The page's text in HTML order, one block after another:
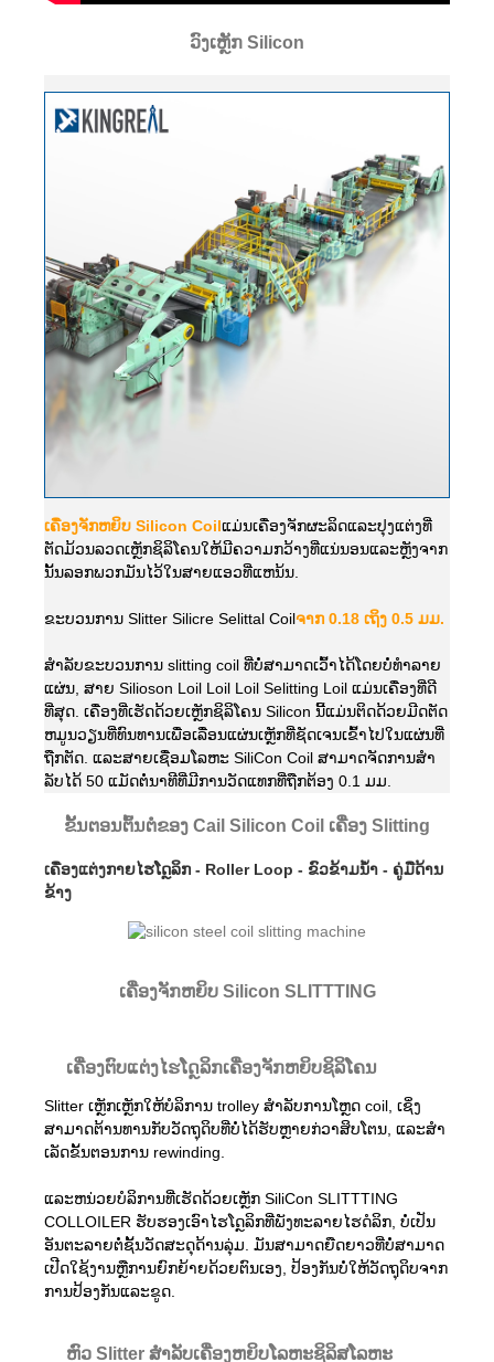
ວົງເຫຼັກ Silicon
ເຄື່ອງຈັກຫຍິບ Silicon Coilແມ່ນເຄື່ອງຈັກຜະລິດແລະປຸງແຕ່ງທີ່
ຕັດມ້ວນລວດເຫຼັກຊິລິໂຄນໃຫ້ມີຄວາມກວ້າງທີ່ແນ່ນອນແລະຫຼັງຈາກ
ນັ້ນລອກພວກມັນໄວ້ໃນສາຍແອວທີ່ແຫນ້ນ.
ຂະບວນການ Slitter Silicre Selittal Coilຈາກ 0.18 ເຖິງ 0.5 ມມ.
ສໍາລັບຂະບວນການ slitting coil ທີ່ບໍ່ສາມາດເວົ້າໄດ້ໂດຍບໍ່ທໍາລາຍ
ແຜ່ນ, ສາຍ Silioson Loil Loil Loil Selitting Loil ແມ່ນເຄື່ອງທີ່ດີ
ທີ່ສຸດ. ເຄື່ອງທີ່ເຮັດດ້ວຍເຫຼັກຊິລິໂຄນ Silicon ນີ້ແມ່ນຕິດດ້ວຍມີດຕັດ
ຫມູນວຽນທີ່ທົນທານເພື່ອເລື່ອນແຜ່ນເຫຼັກທີ່ຊັດເຈນເຂົ້າໄປໃນແຜ່ນທີ່
ຖືກຕັດ. ແລະສາຍເຊື່ອມໂລຫະ SiliCon Coil ສາມາດຈັດການສໍາ
ລັບໄດ້ 50 ແມັດຕໍ່ນາທີທີ່ມີການວັດແທກທີ່ຖືກຕ້ອງ 0.1 ມມ.
ຂັ້ນຕອນຕົ້ນຕໍຂອງ Cail Silicon Coil ເຄື່ອງ Slitting
ເຄື່ອງແຕ່ງກາຍໄຮໂດຼລິກ - Roller Loop - ຂົວຂ້າມນ້ໍາ - ຄູ່ມືດ້ານ
ຂ້າງ
ເຄື່ອງຈັກຫຍິບ Silicon SLITTTING
ເຄື່ອງຕົບແຕ່ງໄຮໂດຼລິກເຄື່ອງຈັກຫຍິບຊິລິໂຄນ
Slitter ເຫຼັກເຫຼັກໃຫ້ບໍລິການ trolley ສໍາລັບການໂຫຼດ coil, ເຊິ່ງ
ສາມາດຕ້ານທານກັບວັດຖຸດິບທີ່ບໍ່ໄດ້ຮັບຫຼາຍກ່ວາສິບໂຕນ, ແລະສໍາ
ເລັດຂັ້ນຕອນການ rewinding.
ແລະຫນ່ວຍບໍລິການທີ່ເຮັດດ້ວຍເຫຼັກ SiliCon SLITTTING
COLLOILER ຮັບຮອງເອົາໄຮໂດຼລິກທີ່ພັງທະລາຍໄຮດໍລິກ, ບໍ່ເປັນ
ອັນຕະລາຍຕໍ່ຊັ້ນວັດສະດຸດ້ານລຸ່ມ. ມັນສາມາດຍືດຍາວທີ່ບໍ່ສາມາດ
ເປີດໃຊ້ງານຫຼືການຍົກຍ້າຍດ້ວຍຕົນເອງ, ປ້ອງກັນບໍ່ໃຫ້ວັດຖຸດິບຈາກ
ການປ້ອງກັນແລະຂູດ.
ຫົວ Slitter ສໍາລັບເຄື່ອງຫຍິບໂລຫະຊິລິສໂລຫະ